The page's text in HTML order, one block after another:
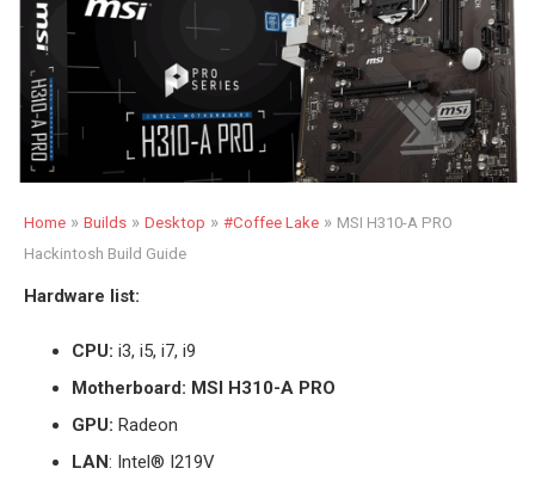
Home » Builds » Desktop » #Coffee Lake » MSI H310-A PRO
Hackintosh Build Guide
Hardware list:
CPU: i3, i5, i7, i9
Motherboard: MSI H310-A PRO
GPU: Radeon
LAN: Intel® I219V